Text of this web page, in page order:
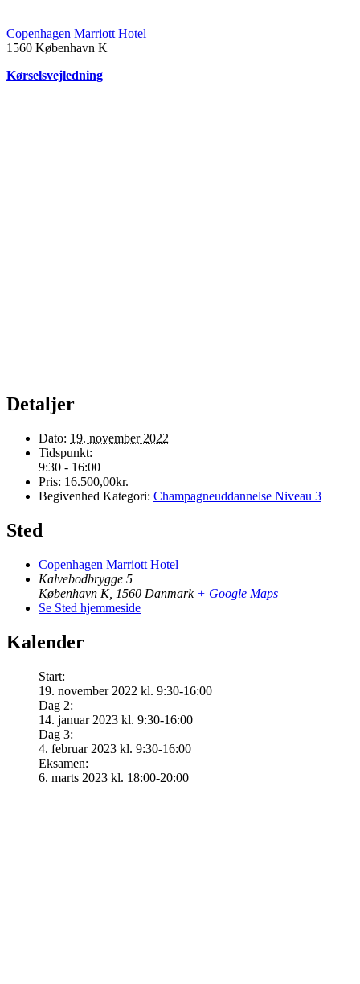
Copenhagen Marriott Hotel
1560 København K
Kørselsvejledning
Detaljer
Dato: 19. november 2022
Tidspunkt:
9:30 - 16:00
Pris: 16.500,00kr.
Begivenhed Kategori: Champagneuddannelse Niveau 3
Sted
Copenhagen Marriott Hotel
Kalvebodbrygge 5
København K, 1560 Danmark + Google Maps
Se Sted hjemmeside
Kalender
Start:
19. november 2022 kl. 9:30-16:00
Dag 2:
14. januar 2023 kl. 9:30-16:00
Dag 3:
4. februar 2023 kl. 9:30-16:00
Eksamen:
6. marts 2023 kl. 18:00-20:00